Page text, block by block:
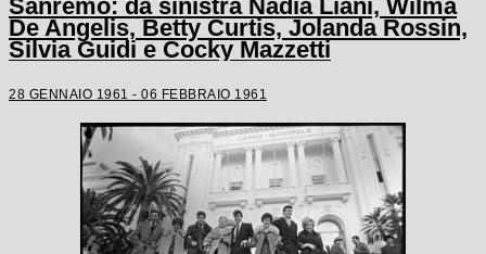
Sanremo: da sinistra Nadia Liani, Wilma
De Angelis, Betty Curtis, Jolanda Rossin,
Silvia Guidi e Cocky Mazzetti
28 GENNAIO 1961 - 06 FEBBRAIO 1961